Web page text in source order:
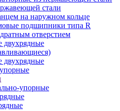
стали
на наружном кольце
подшипники типа R
отверстием
двухрядные
двухрядные
упорные